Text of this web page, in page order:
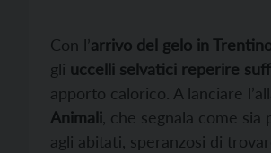
Con l’arrivo del gelo in
gli uccelli selvatici reperire
apporto calorico. A lanciare
Animali , che segnala come
agli abitati, speranzosi di